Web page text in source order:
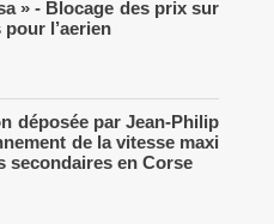
» - Blocage des prix sur
l’aerien
déposée par Jean-Philip
de la vitesse maxi
secondaires en Corse